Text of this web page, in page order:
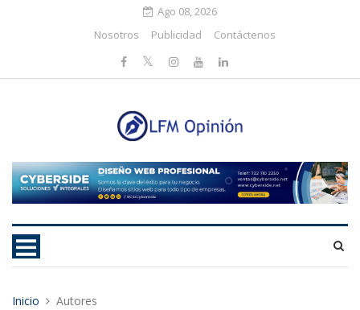
Ago 08, 2026
Nosotros
Publicidad Contáctenos
Inicio Autores